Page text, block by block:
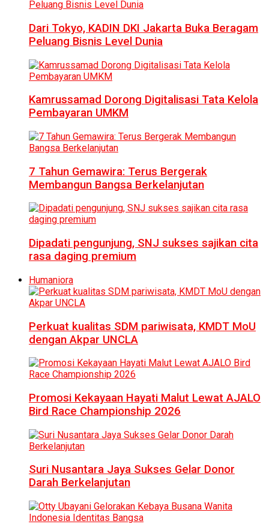
Dari Tokyo, KADIN DKI Jakarta Buka Beragam
Peluang Bisnis Level Dunia
Kamrussamad Dorong Digitalisasi Tata Kelola
Pembayaran UMKM
7 Tahun Gemawira: Terus Bergerak
Membangun Bangsa Berkelanjutan
Dipadati pengunjung, SNJ sukses sajikan cita
rasa daging premium
Humaniora
Perkuat kualitas SDM pariwisata, KMDT MoU
dengan Akpar UNCLA
Promosi Kekayaan Hayati Malut Lewat AJALO
Bird Race Championship 2026
Suri Nusantara Jaya Sukses Gelar Donor
Darah Berkelanjutan